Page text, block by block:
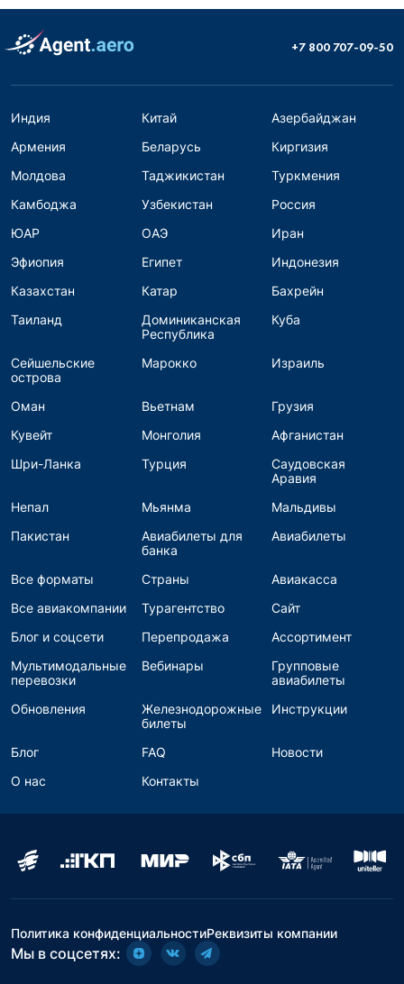
+7 800 707-09-50
Индия Китай
Азербайджан
Армения
Беларусь
Киргизия
Молдова
Таджикистан
Туркмения
Камбоджа
Узбекистан
Россия
ЮАР
ОАЭ
Иран
Эфиопия
Египет
Индонезия
Казахстан
Катар
Бахрейн
Таиланд
Доминиканская
Республика
Куба
Сейшельские
острова
Марокко Израиль
Оман Вьетнам
Грузия
Кувейт
Монголия
Афганистан
Шри-Ланка
Турция
Саудовская
Аравия
Непал
Мьянма
Мальдивы
Пакистан
Авиабилеты для
банка
Авиабилеты
Все форматы Страны
Авиакасса
Все авиакомпании
Турагентство
Сайт
Блог и соцсети
Перепродажа
Ассортимент
Мультимодальные
перевозки
Вебинары
Групповые
авиабилеты
Обновления
Железнодорожные
билеты
Инструкции
Блог FAQ
Новости
О нас
Контакты
Политика конфиденциальностиРеквизиты компании
Мы в соцсетях: